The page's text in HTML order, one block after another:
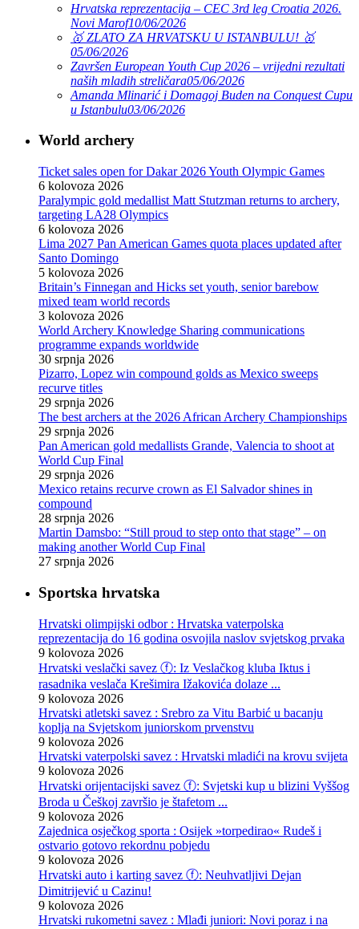
Hrvatska reprezentacija – CEC 3rd leg Croatia 2026.
Novi Marof10/06/2026
🥇 ZLATO ZA HRVATSKU U ISTANBULU! 🥇
05/06/2026
Završen European Youth Cup 2026 – vrijedni rezultati
naših mladih streličara05/06/2026
Amanda Mlinarić i Domagoj Buden na Conquest Cupu
u Istanbulu03/06/2026
World archery
Ticket sales open for Dakar 2026 Youth Olympic Games
6 kolovoza 2026
Paralympic gold medallist Matt Stutzman returns to archery,
targeting LA28 Olympics
6 kolovoza 2026
Lima 2027 Pan American Games quota places updated after
Santo Domingo
5 kolovoza 2026
Britain’s Finnegan and Hicks set youth, senior barebow
mixed team world records
3 kolovoza 2026
World Archery Knowledge Sharing communications
programme expands worldwide
30 srpnja 2026
Pizarro, Lopez win compound golds as Mexico sweeps
recurve titles
29 srpnja 2026
The best archers at the 2026 African Archery Championships
29 srpnja 2026
Pan American gold medallists Grande, Valencia to shoot at
World Cup Final
29 srpnja 2026
Mexico retains recurve crown as El Salvador shines in
compound
28 srpnja 2026
Martin Damsbo: “Still proud to step onto that stage” – on
making another World Cup Final
27 srpnja 2026
Sportska hrvatska
Hrvatski olimpijski odbor : Hrvatska vaterpolska
reprezentacija do 16 godina osvojila naslov svjetskog prvaka
9 kolovoza 2026
Hrvatski veslački savez ⓕ: Iz Veslačkog kluba Iktus i
rasadnika veslača Krešimira Ižakovića dolaze ...
9 kolovoza 2026
Hrvatski atletski savez : Srebro za Vitu Barbić u bacanju
koplja na Svjetskom juniorskom prvenstvu
9 kolovoza 2026
Hrvatski vaterpolski savez : Hrvatski mladići na krovu svijeta
9 kolovoza 2026
Hrvatski orijentacijski savez ⓕ: Svjetski kup u blizini Vyššog
Broda u Češkoj završio je štafetom ...
9 kolovoza 2026
Zajednica osječkog sporta : Osijek »torpedirao« Rudeš i
ostvario gotovo rekordnu pobjedu
9 kolovoza 2026
Hrvatski auto i karting savez ⓕ: Neuhvatljivi Dejan
Dimitrijević u Cazinu!
9 kolovoza 2026
Hrvatski rukometni savez : Mlađi juniori: Novi poraz i na